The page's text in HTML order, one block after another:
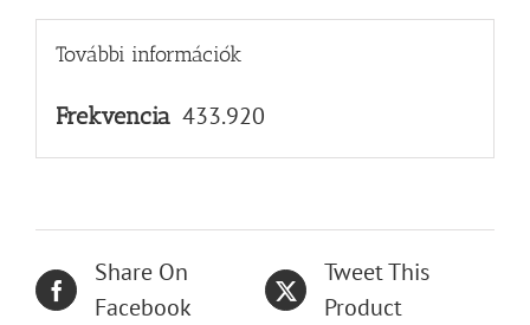
További információk
Frekvencia 433.920
Share On
Facebook
Tweet This
Product